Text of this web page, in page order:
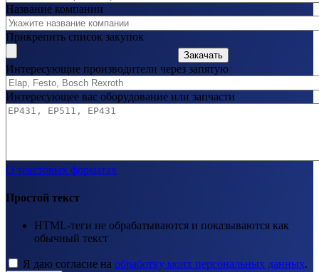
Название компании
Прикрепить список закупок
Закачать
Интересующие производители через запятую
Интересующее вас оборудование или запчасти
О текстовых форматах
Простой текст
HTML-теги не обрабатываются и показываются как
обычный текст
Я даю согласие на обработку моих персональных данных.